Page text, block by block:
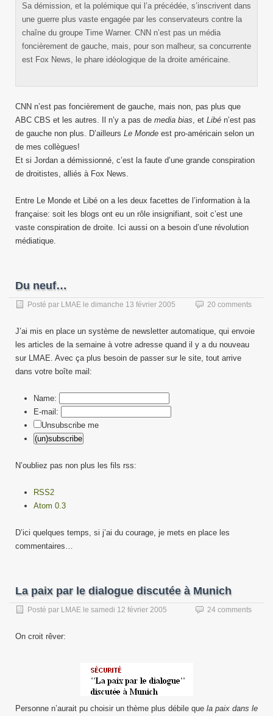
Sa démission, et la polémique qui l’a précédée, s’inscrivent dans
une guerre plus vaste engagée par les conservateurs contre la
chaîne du groupe Time Warner. CNN n’est pas un média
foncièrement de gauche, mais, pour son malheur, sa concurrente
est Fox News, le phare idéologique de la droite américaine.
CNN n’est pas foncièrement de gauche, mais non, pas plus que
ABC CBS et les autres. Il n’y a pas de media bias , et Libé n’est pas
de gauche non plus. D’ailleurs Le Monde est pro-américain selon un
de mes collègues!
Et si Jordan a démissionné, c’est la faute d’une grande conspiration
de droitistes, alliés à Fox News.
Entre Le Monde et Libé on a les deux facettes de l’information à la
française: soit les blogs ont eu un rôle insignifiant, soit c’est une
vaste conspiration de droite. Ici aussi on a besoin d’une révolution
médiatique.
Du neuf…
Posté par LMAE le dimanche 13 février 2005 20 comments
J’ai mis en place un système de newsletter automatique, qui envoie
les articles de la semaine à votre adresse quand il y a du nouveau
sur LMAE. Avec ça plus besoin de passer sur le site, tout arrive
dans votre boîte mail:
Name:
E-mail:
Unsubscribe me
N’oubliez pas non plus les fils rss:
RSS2
Atom 0.3
D’ici quelques temps, si j’ai du courage, je mets en place les
commentaires…
La paix par le dialogue discutée à Munich
Posté par LMAE le samedi 12 février 2005 24 comments
On croit rêver:
Personne n’aurait pu choisir un thème plus débile que la paix dans le